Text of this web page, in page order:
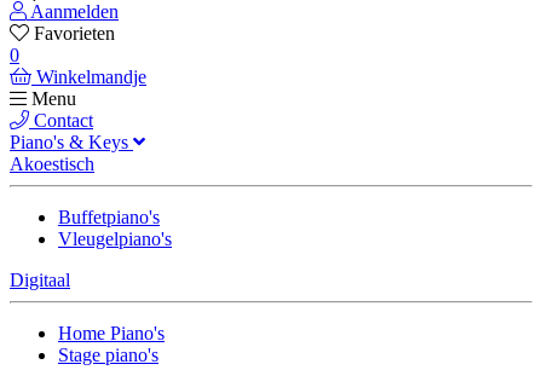
Aanmelden
Favorieten
0
Winkelmandje
Menu
Contact
Piano's & Keys
Akoestisch
Buffetpiano's
Vleugelpiano's
Digitaal
Home Piano's
Stage piano's